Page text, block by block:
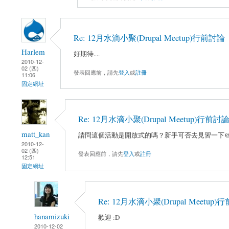
Harlem
2010-12-
02 (四)
11:06
固定網址
Re: 12月水滴小聚(Drupal Meetup)行前討論
好期待....
發表回應前，請先登入或註冊
matt_kan
2010-12-
02 (四)
12:51
固定網址
Re: 12月水滴小聚(Drupal Meetup)行前討論
請問這個活動是開放式的嗎？新手可否去見習一下
發表回應前，請先登入或註冊
hanamizuki
2010-12-02
Re: 12月水滴小聚(Drupal Meetup)行
歡迎 :D